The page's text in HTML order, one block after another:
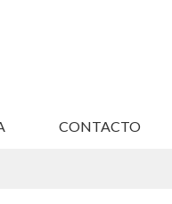
CONTACTO